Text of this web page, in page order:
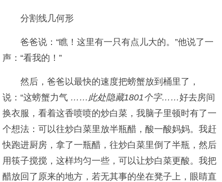
分割线几何形
爸爸说：“瞧！这里有一只有点儿大的。”他说了一
声：“看我的！”
然后，爸爸以最快的速度把螃蟹放到桶里了，
说：“这螃蟹力气 ……此处隐藏1801个字……好去房间
换衣服，看着这香喷喷的炒白菜，我脑子里顿时有了一
个想法：可以往炒白菜里放半瓶醋，酸一酸妈妈。我赶
快跑进厨房，拿了一瓶醋，往炒白菜里倒了半瓶，然后
用筷子搅搅，这样均匀一些，可以让炒白菜更酸。我把
醋放回了原来的地方，若无其事的坐在凳子上，眼睛直